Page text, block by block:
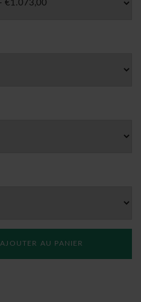
AJOUTER AU PANIER